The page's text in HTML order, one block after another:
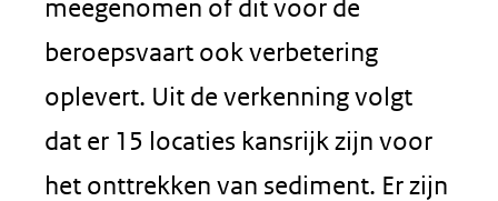
meegenomen of dit voor de
beroepsvaart ook verbetering
oplevert. Uit de verkenning volgt
dat er 15 locaties kansrijk zijn voor
het onttrekken van sediment. Er zijn